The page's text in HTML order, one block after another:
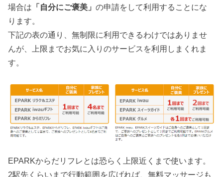
場合は 「自分にご褒美」の申請をして利用することにな
ります。
下記の表の通り、無制限に利用できるわけではありませ
んが、上限までお気に入りのサービスを利用しまくれま
す。
EPARKからだリフレとは恐らく上限近くまで使います。
2駅先くらいまで行動範囲を広げれば、無料マッサージも